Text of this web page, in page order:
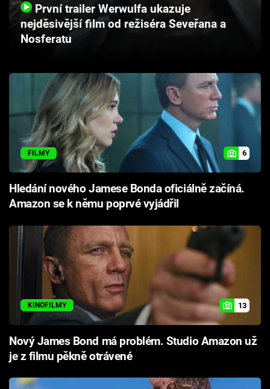
Pořady
Sledujte prima+
Přihlášení
Sledujte nás
První trailer Werwulfa ukazuje
nejděsivější film od režiséra Seveřana a
Nosferatu
FILMY 6
Hledání nového Jamese Bonda oficiálně začíná.
Amazon se k němu poprvé vyjádřil
KINOFILMY 13
Nový James Bond má problém. Studio Amazon už
je z filmu pěkně otrávené